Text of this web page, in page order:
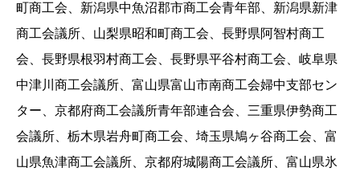
町商工会、新潟県中魚沼郡市商工会青年部、新潟県新津
商工会議所、山梨県昭和町商工会、長野県阿智村商工
会、長野県根羽村商工会、長野県平谷村商工会、岐阜県
中津川商工会議所、富山県富山市南商工会婦中支部セン
ター、京都府商工会議所青年部連合会、三重県伊勢商工
会議所、栃木県岩舟町商工会、埼玉県鳩ヶ谷商工会、富
山県魚津商工会議所、京都府城陽商工会議所、富山県氷